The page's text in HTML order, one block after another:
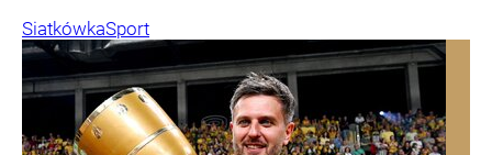
SiatkówkaSport